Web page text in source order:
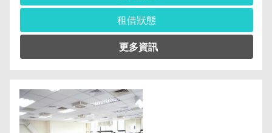
租借狀態
(04)2219-5525
保證金︰6,400元
空調費︰無空調元/小時